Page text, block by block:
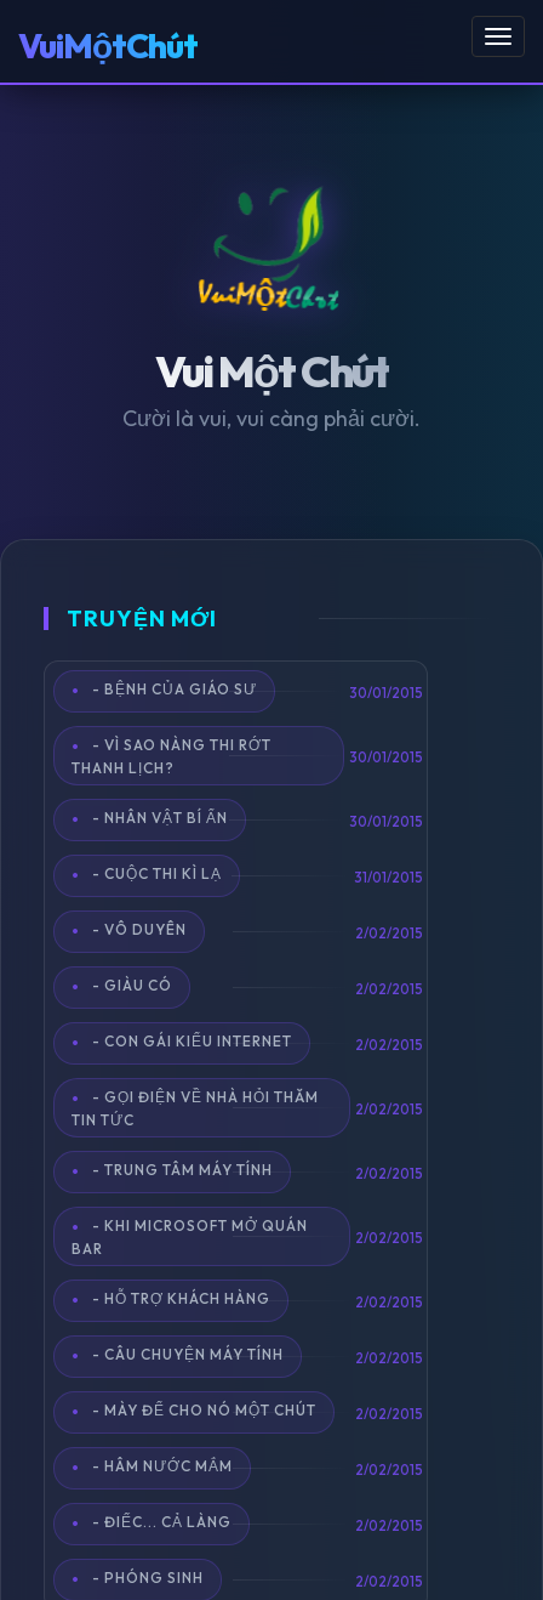
VuiMộtChút
Vui Một Chút
Cười là vui, vui càng phải cười.
TRUYỆN MỚI
- BỆNH CỦA GIÁO SƯ 30/01/2015
- VÌ SAO NÀNG THI RỚT
THANH LỊCH?
30/01/2015
- NHÂN VẬT BÍ ẨN 30/01/2015
- CUỘC THI KÌ LẠ 31/01/2015
- VÔ DUYÊN 2/02/2015
- GIÀU CÓ 2/02/2015
- CON GÁI KIỂU INTERNET 2/02/2015
- GỌI ĐIỆN VỀ NHÀ HỎI THĂM
TIN TỨC
2/02/2015
- TRUNG TÂM MÁY TÍNH 2/02/2015
- KHI MICROSOFT MỞ QUÁN
BAR
2/02/2015
- HỖ TRỢ KHÁCH HÀNG 2/02/2015
- CÂU CHUYỆN MÁY TÍNH 2/02/2015
- MÀY ĐỂ CHO NÓ MỘT CHÚT 2/02/2015
- HÂM NƯỚC MẮM 2/02/2015
- ĐIẾC... CẢ LÀNG 2/02/2015
- PHÓNG SINH 2/02/2015